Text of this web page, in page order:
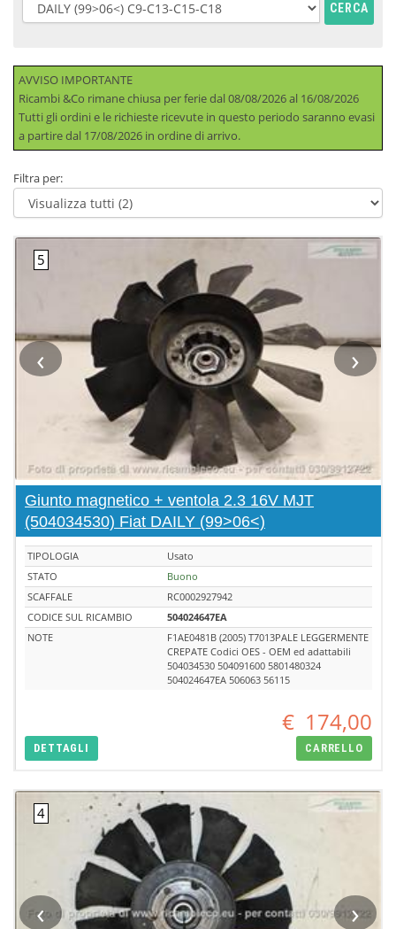
CERCA
AVVISO IMPORTANTE
Ricambi &Co rimane chiusa per ferie dal 08/08/2026 al 16/08/2026
Tutti gli ordini e le richieste ricevute in questo periodo saranno evasi
a partire dal 17/08/2026 in ordine di arrivo.
Filtra per:
‹ ›
Giunto magnetico + ventola 2.3 16V MJT
(504034530) Fiat DAILY (99>06<)
TIPOLOGIA
Usato
STATO
Buono
SCAFFALE
RC0002927942
CODICE SUL RICAMBIO
504024647EA
NOTE
F1AE0481B (2005) T7013PALE LEGGERMENTE
CREPATE Codici OES - OEM ed adattabili
504034530 504091600 5801480324
504024647EA 506063 56115
€ 174,00
DETTAGLI CARRELLO
‹ ›